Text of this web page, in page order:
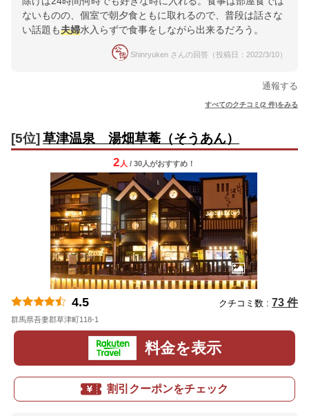
ないものの、個室で朝夕食ともに取れるので、普段は話さな
い話題も夫婦水入らずで食事をしながら出来るだろう。
Shinryuken さんの回答（投稿日：2022/3/10）
通報する
すべてのクチコミ(2 件)をみる
[5位] 草津温泉 湯畑草菴（そうあん）
2 人 / 30人がおすすめ！
4.5 クチコミ数 : 73 件
群馬県吾妻郡草津町118-1
料金を表示
割引クーポンをチェック